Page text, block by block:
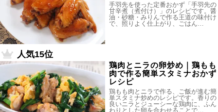
手羽先を使った定番おかず「手羽先の
甘辛煮（煮付け）」のレシピです。醤
油・砂糖・みりんで作る王道の味付け
で、照りよく仕上がり、ごはん…
人気15位
鶏肉とニラの卵炒め｜鶏もも
肉で作る簡単スタミナおかず
レシピ
鶏もも肉とニラで作る、ご飯が進む簡
単スタミナ炒めのレシピです。香りの
良いニラとジューシーな鶏肉に、ふん
わりとした卵を合わせることで…